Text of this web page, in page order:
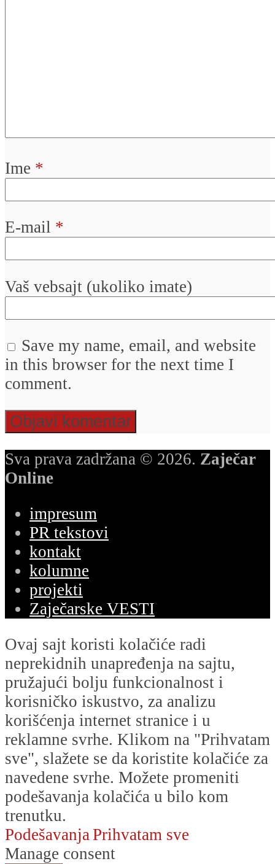
Ime *
E-mail *
Vaš vebsajt (ukoliko imate)
Save my name, email, and website
in this browser for the next time I
comment.
Sva prava zadržana © 2026. Zaječar
Online
impresum
PR tekstovi
kontakt
kolumne
projekti
Zaječarske VESTI
Ovaj sajt koristi kolačiće radi
neprekidnih unapređenja na sajtu,
pružajući bolju funkcionalnost i
korisničko iskustvo, za analizu
korišćenja internet stranice i u
reklamne svrhe. Klikom na "Prihvatam
sve", slažete se da koristite kolačiće za
navedene svrhe. Možete promeniti
podešavanja kolačića u bilo kom
trenutku.
PodešavanjaPrihvatam sve
Manage consent